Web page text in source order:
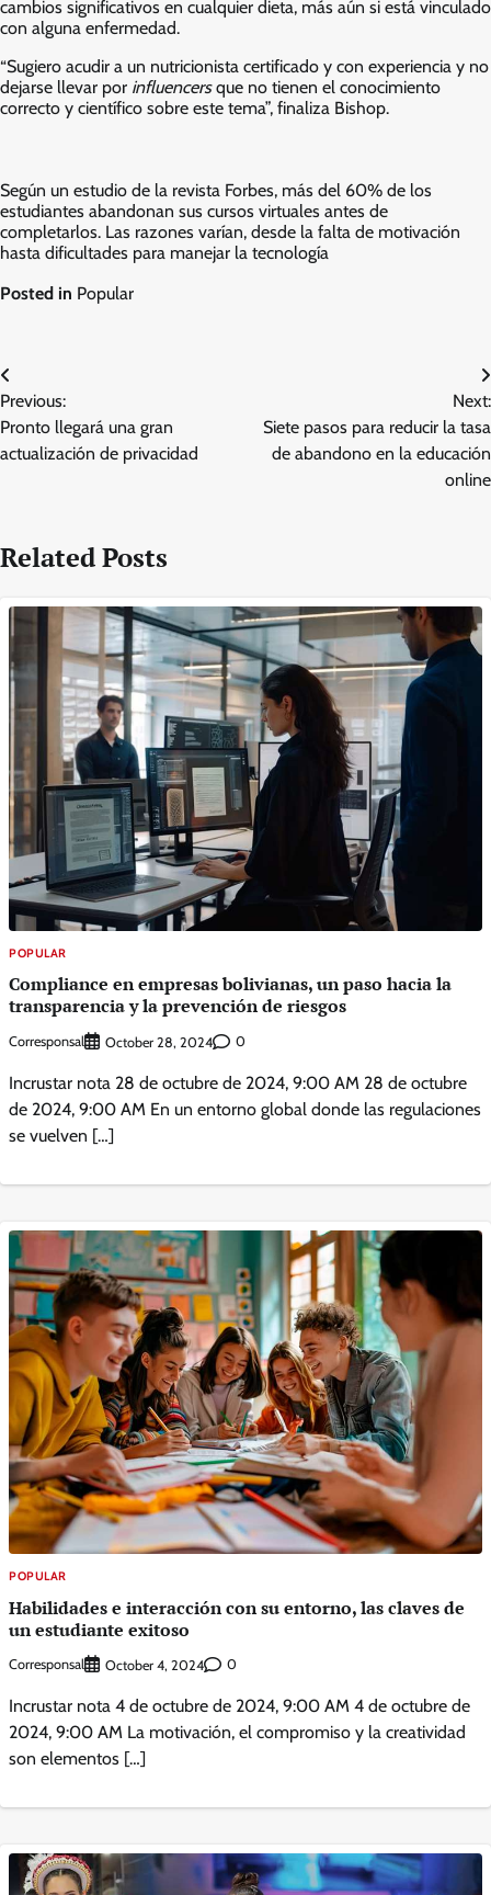
cambios significativos en cualquier dieta, más aún si está vinculado
con alguna enfermedad.
“Sugiero acudir a un nutricionista certificado y con experiencia y no
dejarse llevar por influencersque no tienen el conocimiento
correcto y científico sobre este tema”, finaliza Bishop.
Según un estudio de la revista Forbes, más del 60% de los
estudiantes abandonan sus cursos virtuales antes de
completarlos. Las razones varían, desde la falta de motivación
hasta dificultades para manejar la tecnología
Posted in Popular
Post
navigation
Previous:
Pronto llegará una gran
actualización de privacidad
Next:
Siete pasos para reducir la tasa
de abandono en la educación
online
Related Posts
POPULAR
Compliance en empresas bolivianas, un paso hacia la
transparencia y la prevención de riesgos
Corresponsal October 28, 2024 0
Incrustar nota 28 de octubre de 2024, 9:00 AM 28 de octubre
de 2024, 9:00 AM En un entorno global donde las regulaciones
se vuelven […]
POPULAR
Habilidades e interacción con su entorno, las claves de
un estudiante exitoso
Corresponsal October 4, 2024 0
Incrustar nota 4 de octubre de 2024, 9:00 AM 4 de octubre de
2024, 9:00 AM La motivación, el compromiso y la creatividad
son elementos […]